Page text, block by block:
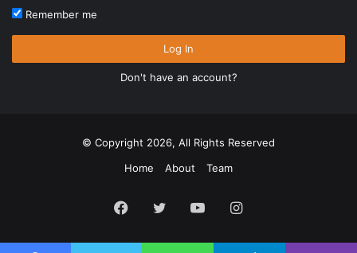
Remember me
Log In
Don't have an account?
© Copyright 2026, All Rights Reserved
Home
About Team
Facebook
Twitter YouTubeInstagram